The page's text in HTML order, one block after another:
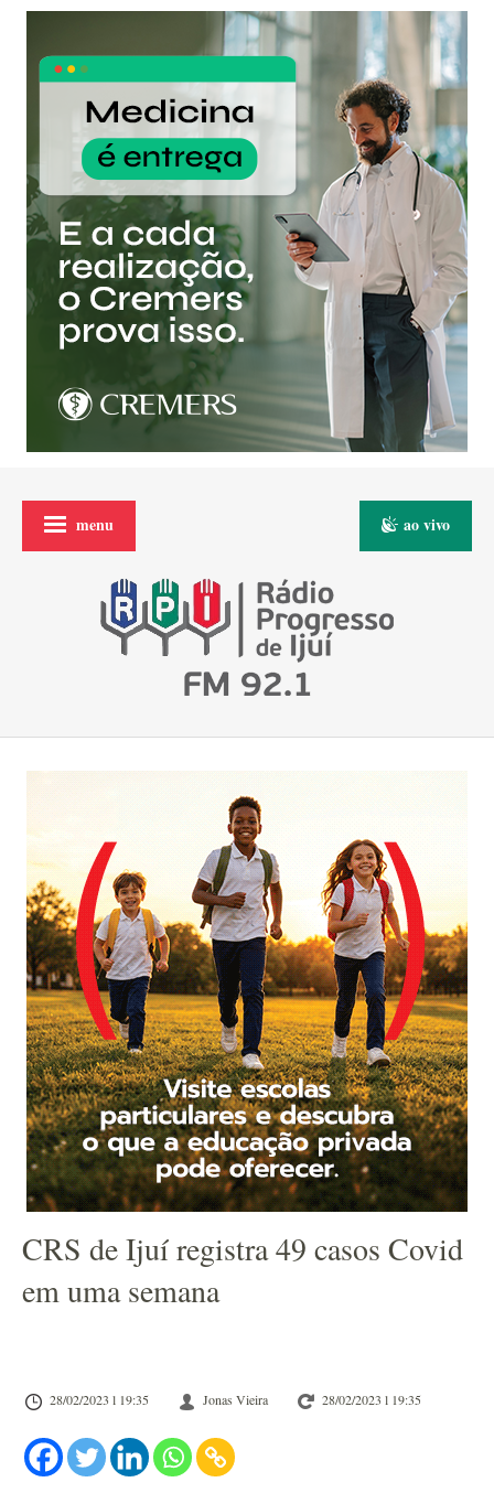
menu ao vivo
CRS de Ijuí registra 49 casos Covid
em uma semana
28/02/2023 l 19:35 Jonas Vieira 28/02/2023 l 19:35